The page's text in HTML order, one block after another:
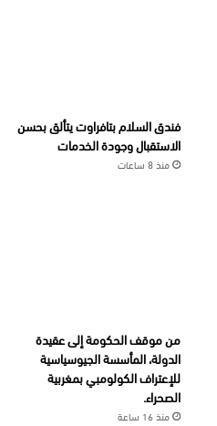
فندق السلام بتافراوت يتألق بحسن
الاستقبال وجودة الخدمات
منذ 8 ساعات
من موقف الحكومة إلى عقيدة
الدولة، المأسسة الجيوسياسية
للإعتراف الكولومبي بمغربية
الصحراء.
منذ 16 ساعة